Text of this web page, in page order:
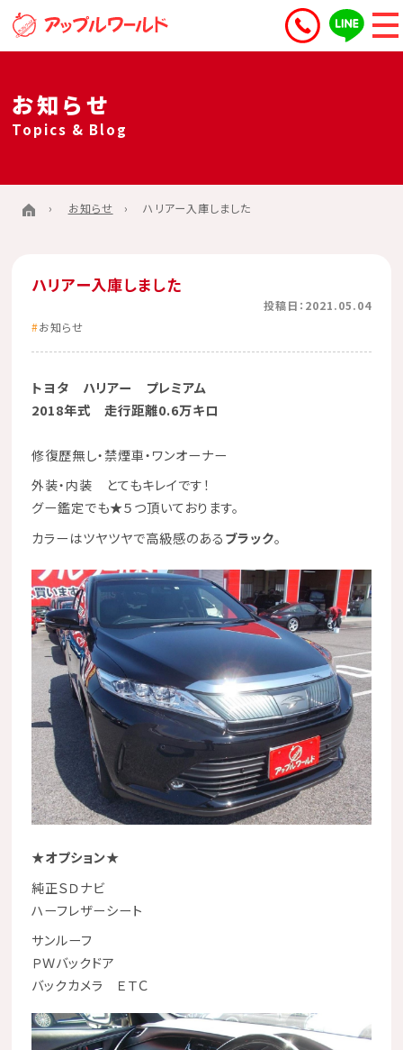
お知らせ
Topics & Blog
お知らせ ハリアー入庫しました
ハリアー入庫しました
投稿日：2021.05.04
お知らせ
トヨタ ハリアー プレミアム
2018年式 走行距離0.6万キロ
修復歴無し・禁煙車・ワンオーナー
外装・内装 とてもキレイです！
グー鑑定でも★５つ頂いております。
カラーはツヤツヤで高級感のあるブラック。
★オプション★
純正ＳＤナビ
ハーフレザーシート
サンルーフ
ＰＷバックドア
バックカメラ ＥＴＣ